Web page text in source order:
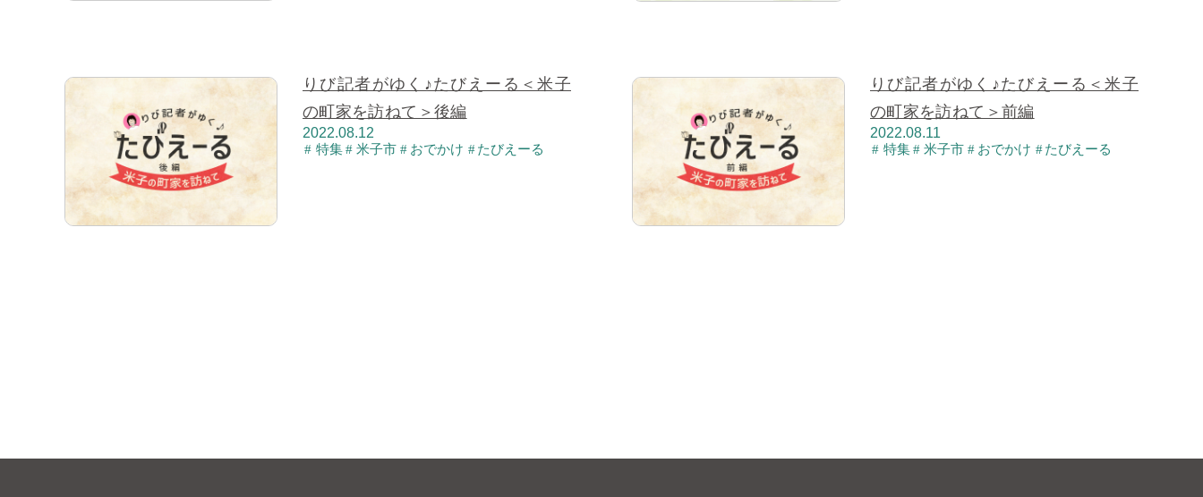
りび記者がゆく♪たびえーる＜米子
の町家を訪ねて＞後編
2022.08.12
特集 米子市 おでかけ たびえーる
りび記者がゆく♪たびえーる＜米子
の町家を訪ねて＞前編
2022.08.11
特集 米子市 おでかけ たびえーる